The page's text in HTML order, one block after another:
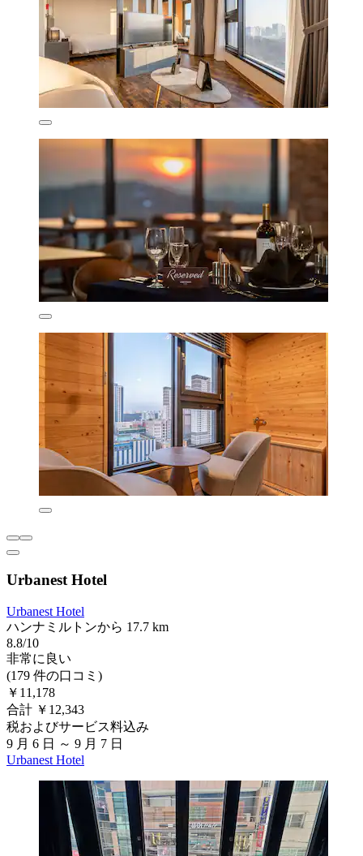
Urbanest Hotel
Urbanest Hotel
ハンナミルトンから 17.7 km
8.8/10
非常に良い
(179 件の口コミ)
￥11,178
合計 ￥12,343
税およびサービス料込み
9 月 6 日 ～ 9 月 7 日
Urbanest Hotel